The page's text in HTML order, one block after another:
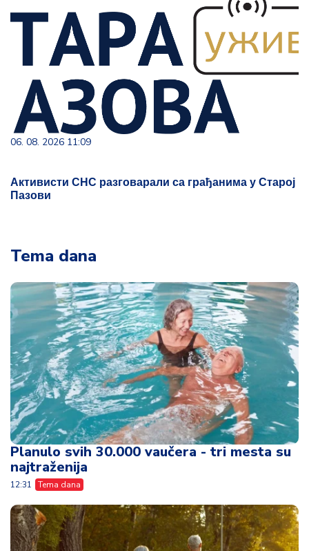
06. 08. 2026 11:09
Активисти СНС разговарали са грађанима у Старој
Пазови
Tema dana
Planulo svih 30.000 vaučera - tri mesta su
najtraženija
12:31 Tema dana